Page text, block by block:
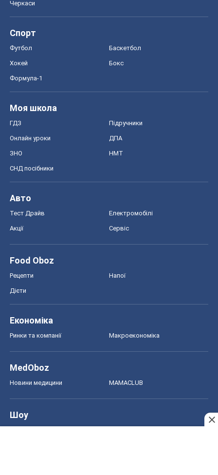
Черкаси
Спорт
Футбол Баскетбол
Хокей Бокс
Формула-1
Моя школа
ГДЗ Підручники
Онлайн уроки ДПА
ЗНО НМТ
СНД посібники
Авто
Тест Драйв Електромобілі
Акції Сервіс
Food Oboz
Рецепти Напої
Дієти
Економіка
Ринки та компанії Макроекономіка
MedOboz
Новини медицини MAMACLUB
Шоу